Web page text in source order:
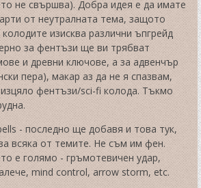
не свършва). Добра идея е да имате
от неутралната тема, защото
изисква различни ъпгрейд
за фентъзи ще ви трябват
и древни ключове, а за адвенчър
пера), макар аз да не я спазвам,
фентъзи/sci-fi колода. Тъкмо
- последно ще добавя и това тук,
всяка от темите. Не съм им фен.
е голямо - гръмотевичен удар,
mind control, arrow storm, etc.